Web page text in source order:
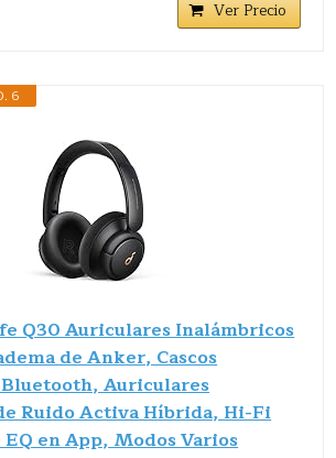
Ver Precio
6
Q30 Auriculares Inalámbricos
de Anker, Cascos
Auriculares
Ruido Activa Híbrida, Hi-Fi
en App, Modos Varios